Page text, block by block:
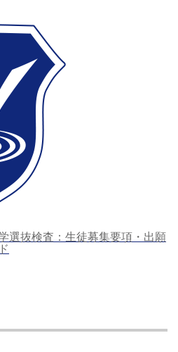
選抜検査：生徒募集要項・出願